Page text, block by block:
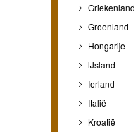
Griekenland
Groenland
Hongarije
IJsland
Ierland
Italië
Kroatië